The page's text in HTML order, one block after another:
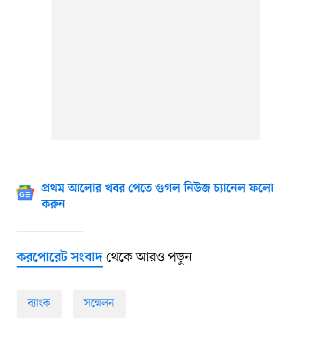
প্রথম আলোর খবর পেতে গুগল নিউজ চ্যানেল ফলো
করুন
করপোরেট সংবাদথেকে আরও পড়ুন
ব্যাংক সম্মেলন